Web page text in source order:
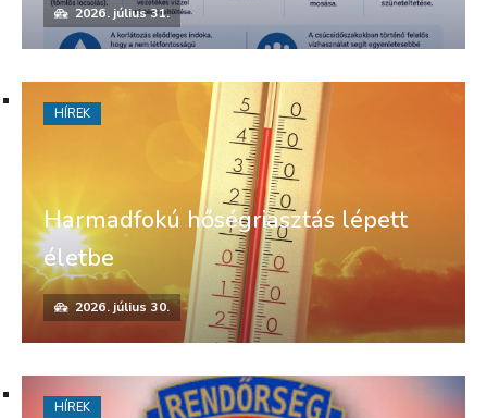
2026. július 31.
Harmadfokú hőségriasztás lépett
életbe
2026. július 30.
HÍREK
HÍREK